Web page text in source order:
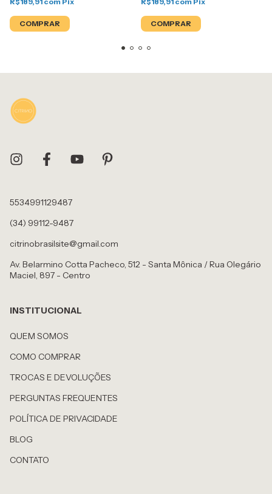
5534991129487
(34) 99112-9487
citrinobrasilsite@gmail.com
Av. Belarmino Cotta Pacheco, 512 - Santa Mônica / Rua Olegário
Maciel, 897 - Centro
INSTITUCIONAL
QUEM SOMOS
COMO COMPRAR
TROCAS E DEVOLUÇÕES
PERGUNTAS FREQUENTES
POLÍTICA DE PRIVACIDADE
BLOG
CONTATO